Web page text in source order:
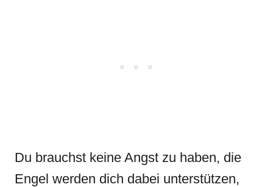
Du brauchst keine Angst zu haben, die
Engel werden dich dabei unterstützen,